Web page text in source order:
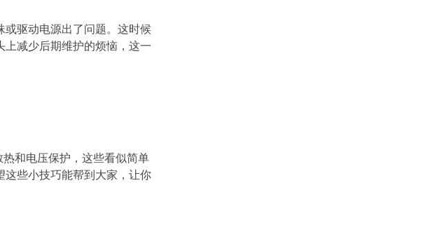
驱动电源出了问题。这时候
减少后期维护的烦恼，这一
和电压保护，这些看似简单
些小技巧能帮到大家，让你